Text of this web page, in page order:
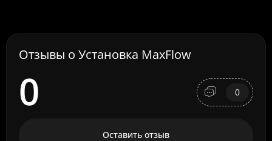
Отзывы о Установка MaxFlow
0 0
Оставить отзыв